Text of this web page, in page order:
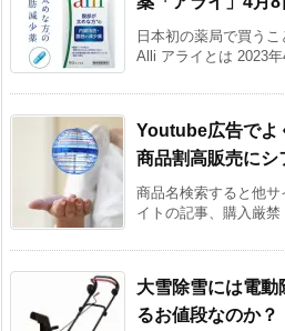
日本初の薬局で買う
Alli アライとは 2023
Youtube広告でよ
商品割高販売にシ
商品名検索すると他
イトの記事、購入厳禁
大雪除雪には電動
るお値段なのか？